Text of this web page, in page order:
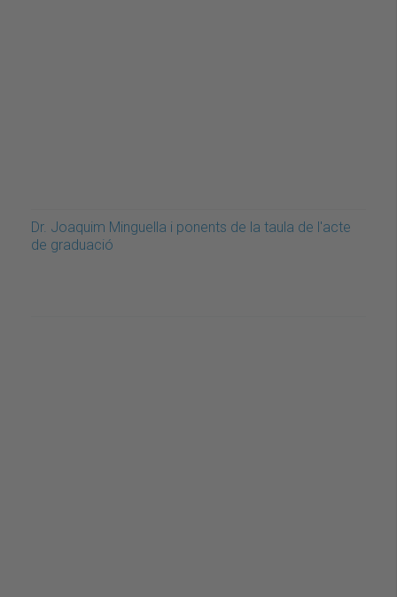
Dr. Joaquim Minguella i ponents de la taula de l'acte
de graduació